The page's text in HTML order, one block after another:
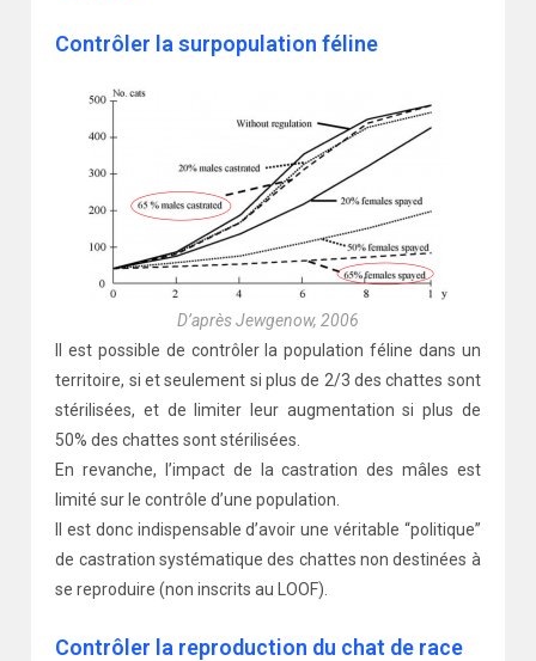
Contrôler la surpopulation féline
D’après Jewgenow, 2006
Il est possible de contrôler la population féline dans un
territoire, si et seulement si plus de 2/3 des chattes sont
stérilisées, et de limiter leur augmentation si plus de
50% des chattes sont stérilisées.
En revanche, l’impact de la castration des mâles est
limité sur le contrôle d’une population.
Il est donc indispensable d’avoir une véritable “politique”
de castration systématique des chattes non destinées à
se reproduire (non inscrits au LOOF).
Contrôler la reproduction du chat de race